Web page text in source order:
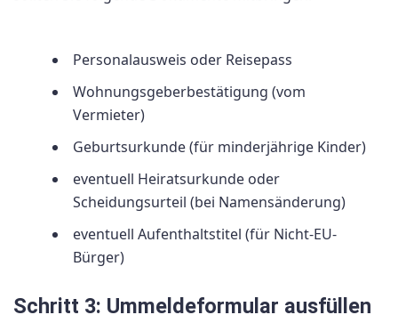
Personalausweis oder Reisepass
Wohnungsgeberbestätigung (vom
Vermieter)
Geburtsurkunde (für minderjährige Kinder)
eventuell Heiratsurkunde oder
Scheidungsurteil (bei Namensänderung)
eventuell Aufenthaltstitel (für Nicht-EU-
Bürger)
Schritt 3: Ummeldeformular ausfüllen